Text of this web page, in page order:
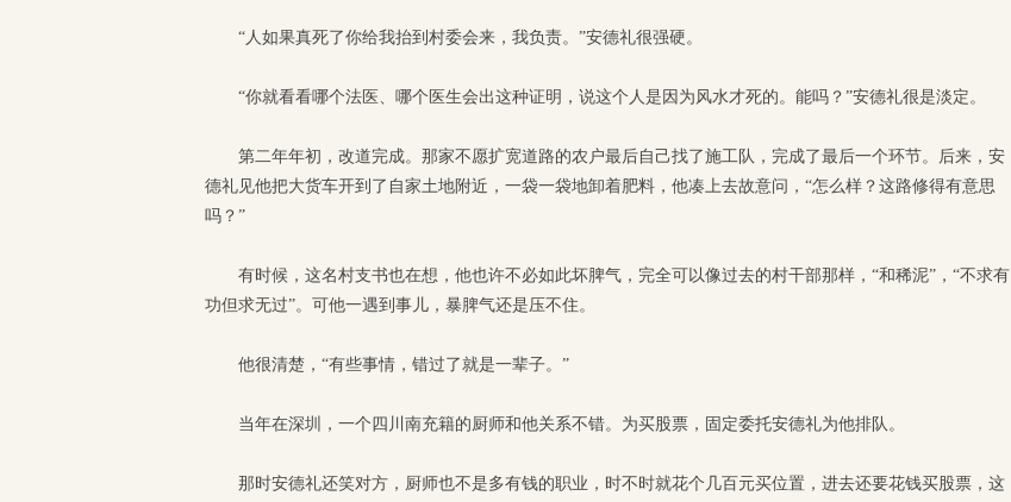
“人如果真死了你给我抬到村委会来，我负责。”安德礼很强硬。
“你就看看哪个法医、哪个医生会出这种证明，说这个人是因为风水才死的。能吗？”安德礼很是淡定。
第二年年初，改道完成。那家不愿扩宽道路的农户最后自己找了施工队，完成了最后一个环节。后来，安
德礼见他把大货车开到了自家土地附近，一袋一袋地卸着肥料，他凑上去故意问，“怎么样？这路修得有意思
吗？”
有时候，这名村支书也在想，他也许不必如此坏脾气，完全可以像过去的村干部那样，“和稀泥”，“不求有
功但求无过”。可他一遇到事儿，暴脾气还是压不住。
他很清楚，“有些事情，错过了就是一辈子。”
当年在深圳，一个四川南充籍的厨师和他关系不错。为买股票，固定委托安德礼为他排队。
那时安德礼还笑对方，厨师也不是多有钱的职业，时不时就花个几百元买位置，进去还要花钱买股票，这